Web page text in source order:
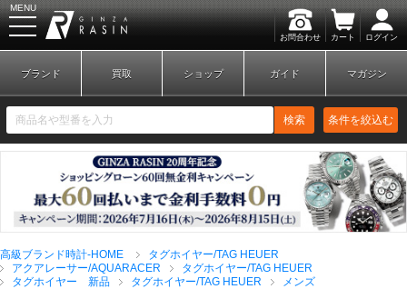
お問合わせ カート ログイン
MENU
新規会員登録 ログイン
ブランドから探す
ブランド 買取 ショップ ガイド マガジン
検索 条件を絞込む
高級ブランド時計-HOME
タグホイヤー/TAG HEUER
アクアレーサー/AQUARACER
タグホイヤー/TAG HEUER
タグホイヤー 新品
タグホイヤー/TAG HEUER メンズ